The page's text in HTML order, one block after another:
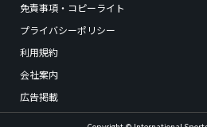
免責事項・コピーライト
プライバシーポリシー
利用規約
会社案内
広告掲載